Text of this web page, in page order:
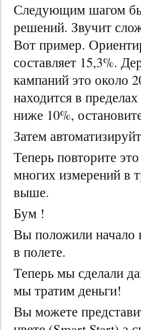
Следующим шагом
решений. Звучит
Вот пример.
составляет 15,3%.
кампаний это около
находится в
ниже 10%,
Затем
Теперь повторите
многих измерений в
выше.
Бум !
Вы положили начало
в полете.
Теперь мы сделали
мы тратим деньги!
Вы можете